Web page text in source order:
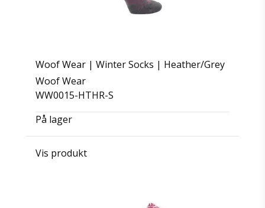
Woof Wear | Winter Socks | Heather/Grey
Woof Wear
WW0015-HTHR-S
På lager
Vis produkt